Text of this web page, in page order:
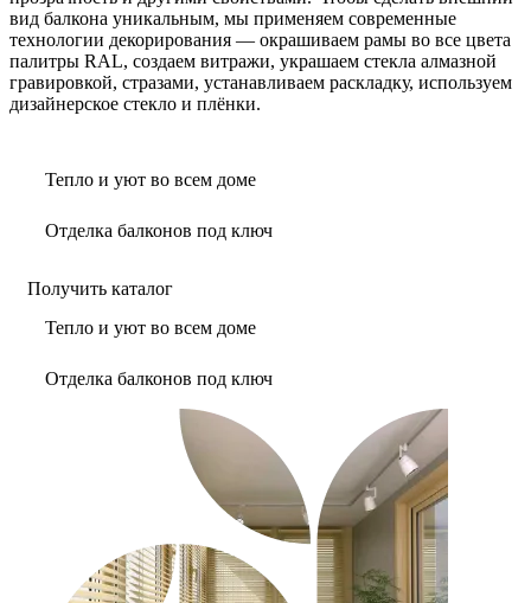
вид балкона уникальным, мы применяем современные
технологии декорирования — окрашиваем рамы во все цвета
палитры RAL, создаем витражи, украшаем стекла алмазной
гравировкой, стразами, устанавливаем раскладку, используем
дизайнерское стекло и плёнки.
Тепло и уют во всем доме
Отделка балконов под ключ
Получить каталог
Тепло и уют во всем доме
Отделка балконов под ключ